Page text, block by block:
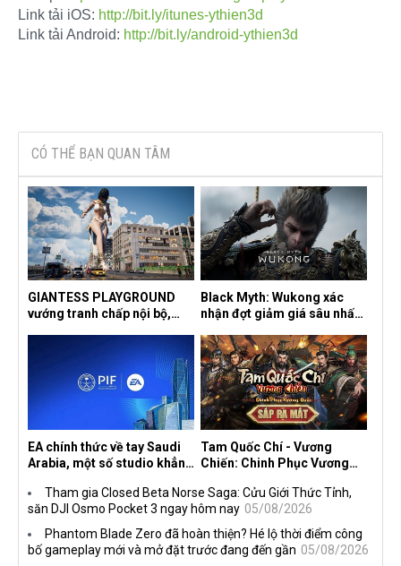
Link tải iOS: http://bit.ly/itunes-ythien3d
Link tải Android: http://bit.ly/android-ythien3d
CÓ THỂ BẠN QUAN TÂM
GIANTESS PLAYGROUND
vướng tranh chấp nội bộ,
ngầm chiếm đoạt doanh thu
Black Myth: Wukong xác
nhận đợt giảm giá sâu nhất
trên mọi nền tảng
EA chính thức về tay Saudi
Arabia, một số studio khẳng
lược DEI
Tam Quốc Chí - Vương
Chiến: Chinh Phục Vương
sáu thị trường Đông Nam Á
Tham gia Closed Beta Norse Saga: Cửu Giới Thức Tỉnh,
săn DJI Osmo Pocket 3 ngay hôm nay 05/08/2026
Phantom Blade Zero đã hoàn thiện? Hé lộ thời điểm công
bố gameplay mới và mở đặt trước đang đến gần 05/08/2026